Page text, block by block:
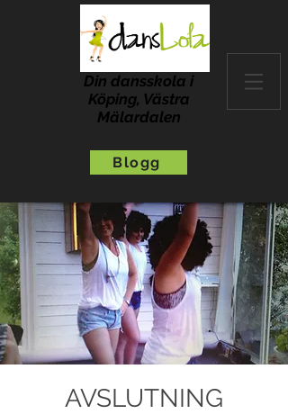
Din dansskola i
Köping, Västra
Mälardalen
Blogg
AVSLUTNING